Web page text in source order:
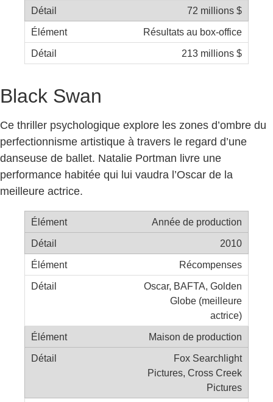
72 millions $
Résultats au box-office
213 millions $
Black Swan
Ce thriller psychologique explore les zones d’ombre du
perfectionnisme artistique à travers le regard d’une
danseuse de ballet. Natalie Portman livre une
performance habitée qui lui vaudra l’Oscar de la
meilleure actrice.
Année de production
2010
Récompenses
Oscar, BAFTA, Golden
Globe (meilleure
actrice)
Maison de production
Fox Searchlight
Pictures, Cross Creek
Pictures